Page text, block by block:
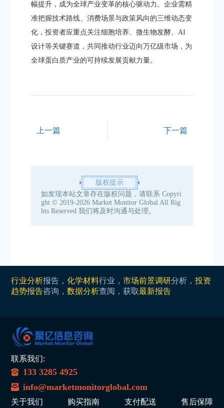
幅提升，成为全球产业变革的核心驱动力。企业需精
准把握技术路线、消费场景与政策风向的三维动态变
化，投资者应重点关注细胞培养、微生物发酵、AI
设计等关键赛道，共同推动行业迈向万亿级市场，为
全球蛋白质产业的可持续发展贡献力量。
上一篇 下一篇
版权提示
如发现本站文章存在版权问题，请联系Copyri
ght © 2019-2026 Market Monitor Global All Rig
hts Reserved 我们将及时沟通与处理。
行业分析报告，化学材料行业，市场前景调研分析，投资
趋势报告咨询，数据分析查阅，获取最新报告
联系我们:
133 3285 4925
info@marketmonitorglobal.com
关于我们 购买指南 支付配送 售后保障